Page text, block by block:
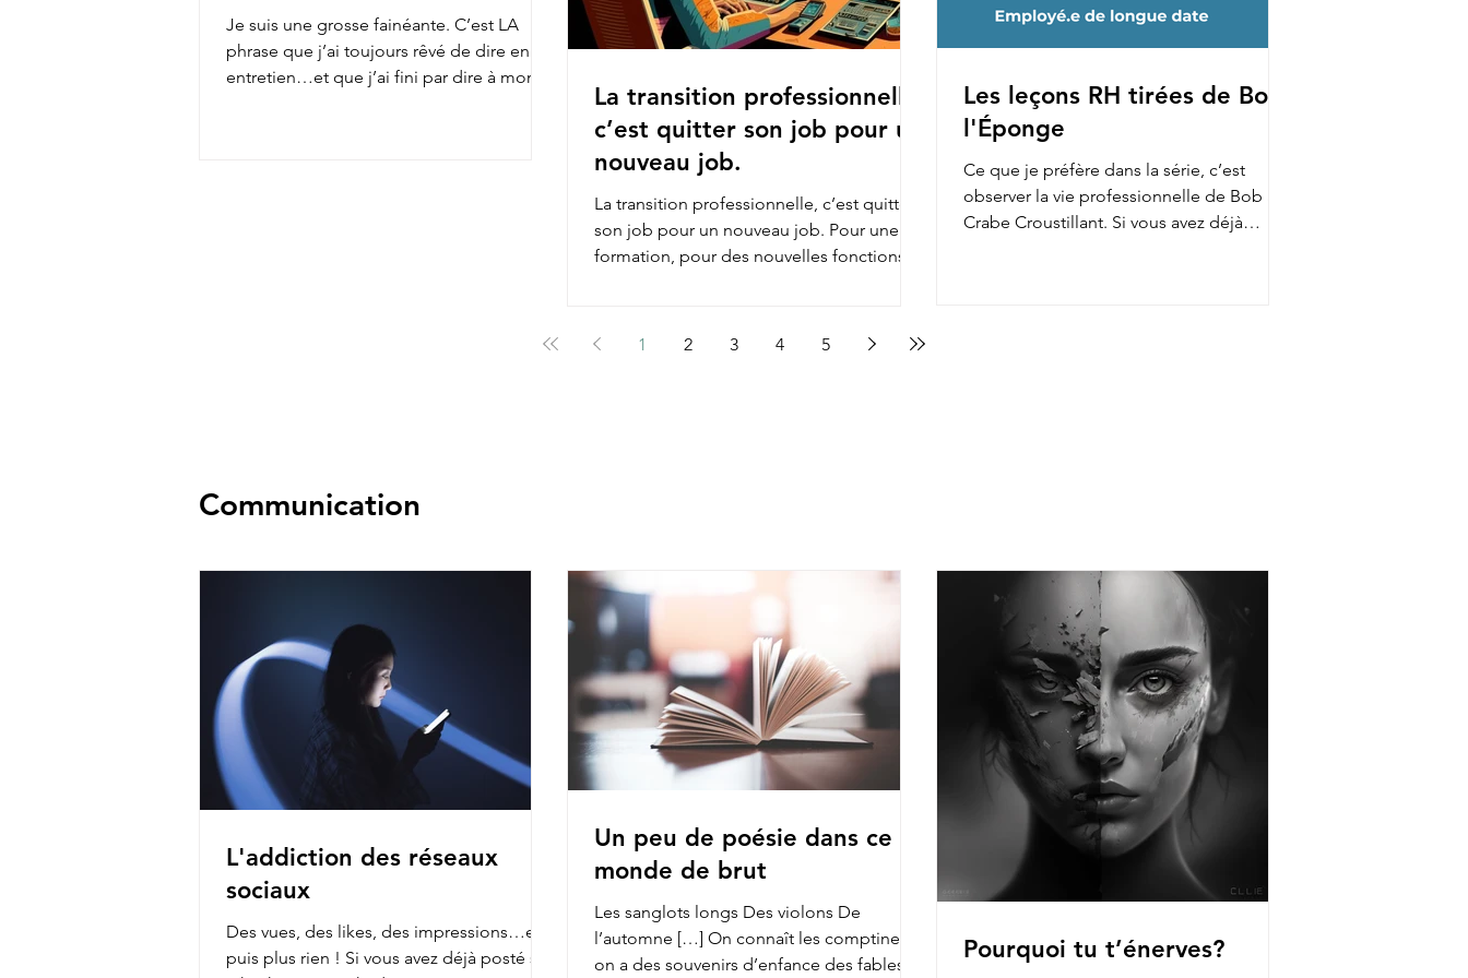
Je suis une grosse fainéante. C’est LA
phrase que j’ai toujours rêvé de dire en
entretien…et que j’ai fini par dire à mon
La transition professionnelle,
c’est quitter son job pour un
nouveau job.
La transition professionnelle, c’est quitter
son job pour un nouveau job. Pour une
formation, pour des nouvelles fonctions,
Les leçons RH tirées de Bob
l'Éponge
Ce que je préfère dans la série, c’est
observer la vie professionnelle de Bob au
Crabe Croustillant. Si vous avez déjà
1 2 3 4 5
Communication
L'addiction des réseaux
sociaux
Des vues, des likes, des impressions…et
puis plus rien ! Si vous avez déjà posté sur
Un peu de poésie dans ce
monde de brut
Les sanglots longs Des violons De
l’automne […] On connaît les comptines,
on a des souvenirs d’enfance des fables
Pourquoi tu t’énerves?